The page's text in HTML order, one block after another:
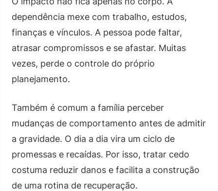
dependência mexe com trabalho, estudos,
finanças e vínculos. A pessoa pode faltar,
atrasar compromissos e se afastar. Muitas
vezes, perde o controle do próprio
planejamento.
Também é comum a família perceber
mudanças de comportamento antes de admitir
a gravidade. O dia a dia vira um ciclo de
promessas e recaídas. Por isso, tratar cedo
costuma reduzir danos e facilita a construção
de uma rotina de recuperação.